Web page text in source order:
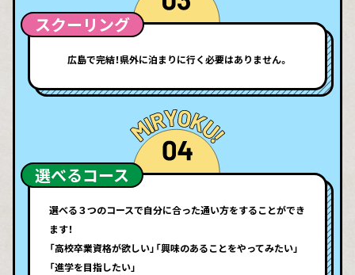
スクーリング
広島で完結！県外に泊まりに行く必要はありません。
選べるコース
選べる３つのコースで自分に合った通い方をすることができ
ます！
「高校卒業資格が欲しい」「興味のあることをやってみたい」
「進学を目指したい」